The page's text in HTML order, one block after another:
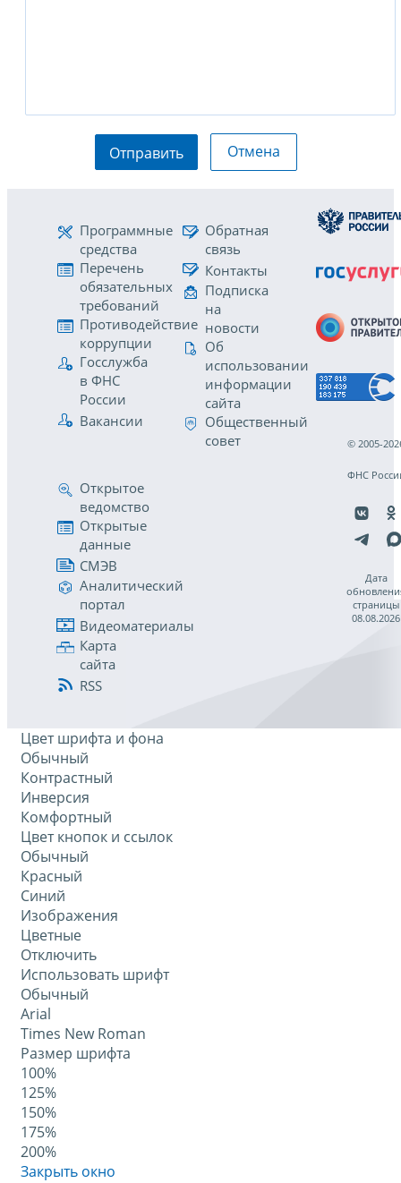
Отправить Отмена
Программные
средства
Перечень
обязательных
требований
Противодействие
коррупции
Госслужба
в ФНС
России
Вакансии
Обратная
связь
Контакты
Подписка
на
новости
Об
использовании
информации
сайта
Общественный
совет
Открытое
ведомство
Открытые
данные
СМЭВ
Аналитический
портал
Видеоматериалы
Карта
сайта
RSS
© 2005-
ФНС
Дата
страницы
08.08.2026
Цвет шрифта и фона
Обычный
Контрастный
Инверсия
Комфортный
Цвет кнопок и ссылок
Обычный
Красный
Синий
Изображения
Цветные
Отключить
Использовать шрифт
Обычный
Arial
Times New Roman
Размер шрифта
100%
125%
150%
175%
200%
Закрыть окно